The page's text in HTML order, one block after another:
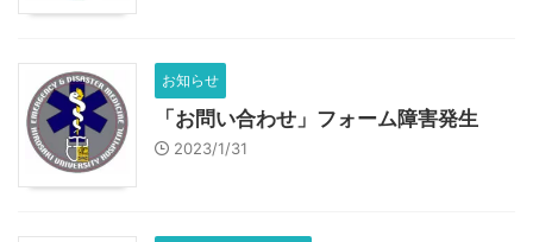
お知らせ
「お問い合わせ」フォーム障害発生
2023/1/31